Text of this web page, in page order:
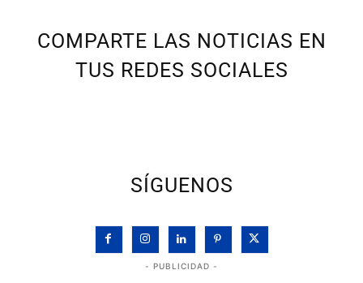
COMPARTE LAS NOTICIAS EN
TUS REDES SOCIALES
SÍGUENOS
- PUBLICIDAD -